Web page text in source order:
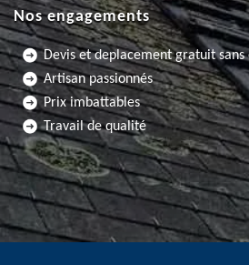
Nos engagements
Devis et deplacement gratuit sans
Artisan passionnés
Prix imbattables
Travail de qualité